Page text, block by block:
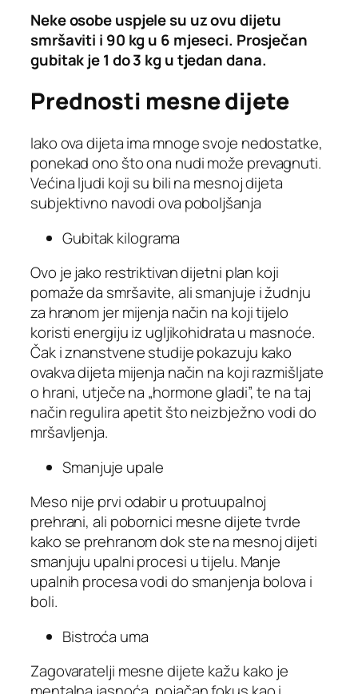
Neke osobe uspjele su uz ovu dijetu
smršaviti i 90 kg u 6 mjeseci. Prosječan
gubitak je 1 do 3 kg u tjedan dana.
Prednosti mesne dijete
Iako ova dijeta ima mnoge svoje nedostatke,
ponekad ono što ona nudi može prevagnuti.
Većina ljudi koji su bili na mesnoj dijeta
subjektivno navodi ova poboljšanja
Gubitak kilograma
Ovo je jako restriktivan dijetni plan koji
pomaže da smršavite, ali smanjuje i žudnju
za hranom jer mijenja način na koji tijelo
koristi energiju iz ugljikohidrata u masnoće.
Čak i znanstvene studije pokazuju kako
ovakva dijeta mijenja način na koji razmišljate
o hrani, utječe na „hormone gladi”, te na taj
način regulira apetit što neizbježno vodi do
mršavljenja.
Smanjuje upale
Meso nije prvi odabir u protuupalnoj
prehrani, ali pobornici mesne dijete tvrde
kako se prehranom dok ste na mesnoj dijeti
smanjuju upalni procesi u tijelu. Manje
upalnih procesa vodi do smanjenja bolova i
boli.
Bistroća uma
Zagovaratelji mesne dijete kažu kako je